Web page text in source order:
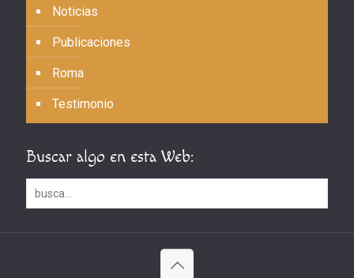
Noticias
Publicaciones
Roma
Testimonio
Buscar algo en esta Web: